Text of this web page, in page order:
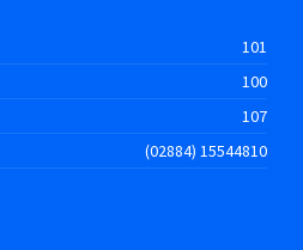
101
100
107
(02884) 15544810